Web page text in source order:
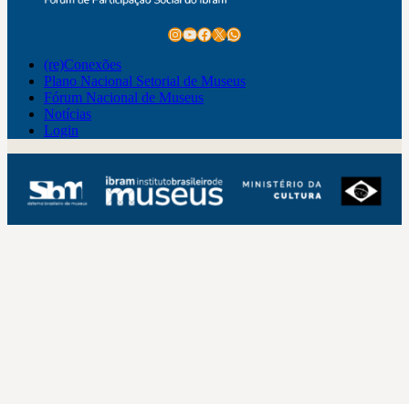
Instagram
Youtube
Facebook
X WhatsApp
(re)Conexões
Plano Nacional Setorial de Museus
Fórum Nacional de Museus
Notícias
Login